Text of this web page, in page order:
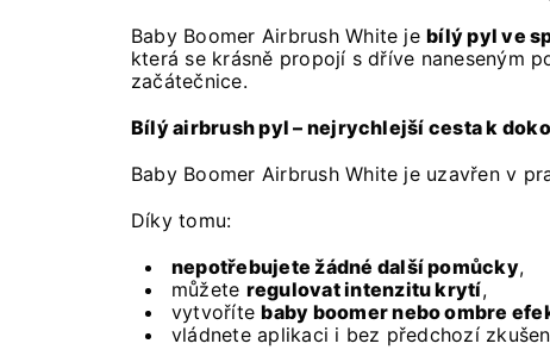
Baby Boomer Airbrush White jebílý pyl ve
která se krásně propojí s dříve naneseným
začátečnice.
Bílý airbrush pyl – nejrychlejší cesta k
Baby Boomer Airbrush White je uzavřen v
Díky tomu:
nepotřebujete žádné další pomůcky,
můžete regulovat intenzitu krytí,
vytvořítebaby boomer nebo ombre
vládnete aplikaci i bez předchozí